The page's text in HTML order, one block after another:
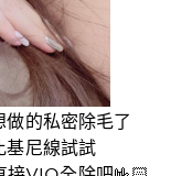
的私密除毛了
基尼線試試